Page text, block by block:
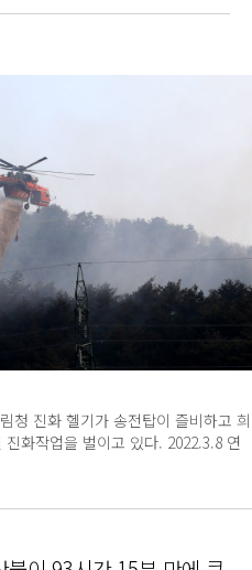
청 진화 헬기가 송전탑이 즐비하고 희
화작업을 벌이고 있다. 2022.3.8 연